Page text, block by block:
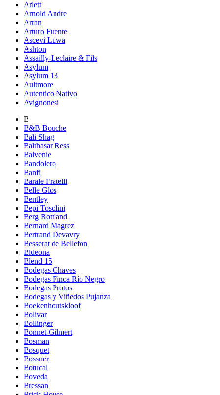
Arlett
Arnold Andre
Arran
Arturo Fuente
Ascevi Luwa
Ashton
Assailly-Leclaire & Fils
Asylum
Asylum 13
Aultmore
Autentico Nativo
Avignonesi
B
B&B Bouche
Bali Shag
Balthasar Ress
Balvenie
Bandolero
Banfi
Barale Fratelli
Belle Glos
Bentley
Bepi Tosolini
Berg Rottland
Bernard Magrez
Bertrand Devavry
Besserat de Bellefon
Bideona
Blend 15
Bodegas Chaves
Bodegas Finca Río Negro
Bodegas Protos
Bodegas y Viñedos Pujanza
Boekenhoutskloof
Bolivar
Bollinger
Bonnet-Gilmert
Bosman
Bosquet
Bossner
Botucal
Boveda
Bressan